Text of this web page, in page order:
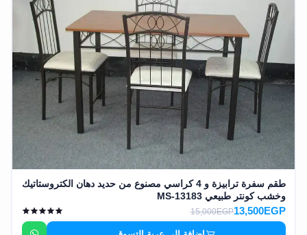
طقم سفرة ترابيزة و 4 كراسي مصنوع من حديد دهان الكتروستاتيك
وخشب كونتر طبيعي MS-13183
13,500EGP
15,000EGP